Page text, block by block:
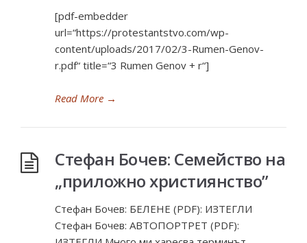
[pdf-embedder
url=“https://protestantstvo.com/wp-
content/uploads/2017/02/3-Rumen-Genov-
r.pdf“ title=“3 Rumen Genov + r“]
Read More →
Стефан Бочев: Семейство на
„приложно християнство”
Стефан Бочев: БЕЛЕНЕ (PDF): ИЗТЕГЛИ
Стефан Бочев: АВТОПОРТРЕТ (PDF):